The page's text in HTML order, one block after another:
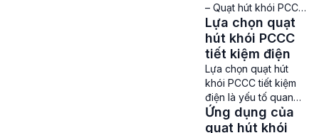
– Quạt hút khói PCCC
hiện đang được sử
dụng ở rất nhiều tòa
nhà chung cư, trung
tâm thương mại, nhà
máy, xưởng sản xuất
trong các hệ thống
PCCC và thông gió.
Với vai trò giúp hút
Lựa chọn quạt
hút khói PCCC
tiết kiệm điện
Lựa chọn quạt hút
khói PCCC tiết kiệm
điện là yếu tố quan
trọng trong việc đảm
bảo hiệu quả công
Ứng dụng của
quạt hút khói